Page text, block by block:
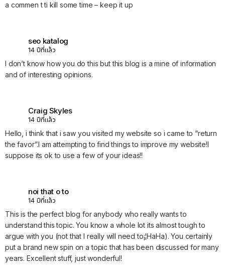
a commen t ti kill some time – keep it up
seo katalog
14 ปีที่แล้ว
I don’t know how you do this but this blog is a mine of information
and of interesting opinions.
Craig Skyles
14 ปีที่แล้ว
Hello, i think that i saw you visited my website so i came to “return
the favor”.I am attempting to find things to improve my website!I
suppose its ok to use a few of your ideas!!
noi that o to
14 ปีที่แล้ว
This is the perfect blog for anybody who really wants to
understand this topic. You know a whole lot its almost tough to
argue with you (not that I really will need to¡¦HaHa). You certainly
put a brand new spin on a topic that has been discussed for many
years. Excellent stuff, just wonderful!